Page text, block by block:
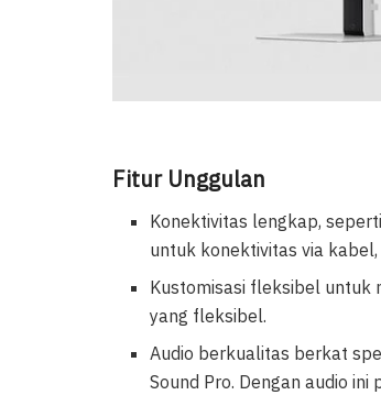
Fitur Unggulan
Konektivitas lengkap,
untuk konektivitas via
Kustomisasi fleksibel untuk
yang fleksibel.
Audio berkualitas berkat
Sound Pro. Dengan audio